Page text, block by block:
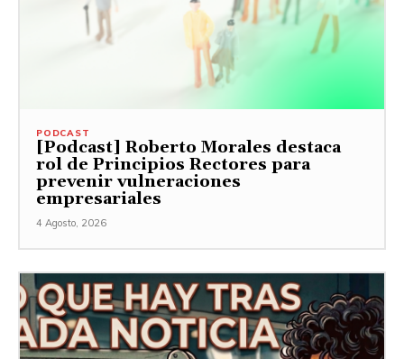
PODCAST
[Podcast] Roberto Morales destaca
rol de Principios Rectores para
prevenir vulneraciones
empresariales
4 Agosto, 2026